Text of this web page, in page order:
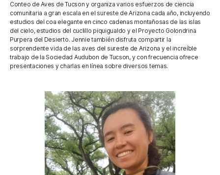
Conteo de Aves de Tucson y organiza varios esfuerzos de ciencia
comunitaria a gran escala en el sureste de Arizona cada año, incluyendo
estudios del coa elegante en cinco cadenas montañosas de las islas
del cielo, estudios del cuclillo piquigualdo y el Proyecto Golondrina
Purpera del Desierto. Jennie también disfruta compartir la
sorprendente vida de las aves del sureste de Arizona y el increíble
trabajo de la Sociedad Audubon de Tucson, y con frecuencia ofrece
presentaciones y charlas en línea sobre diversos temas.